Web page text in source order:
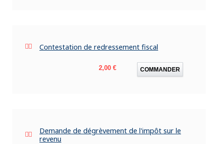
Contestation de redressement fiscal
Prix
2,00 € COMMANDER
Demande de dégrèvement de l'impôt sur le
revenu